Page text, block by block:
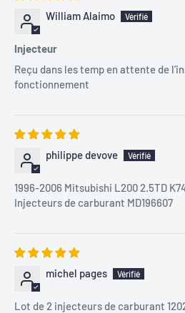
William Alaimo
Injecteur
Reçu dans les temp en attente de
fonctionnement
philippe devove
1996-2006 Mitsubishi L200 2.5TD
Injecteurs de carburant MD196607
michel pages
Lot de 2 injecteurs de carburant